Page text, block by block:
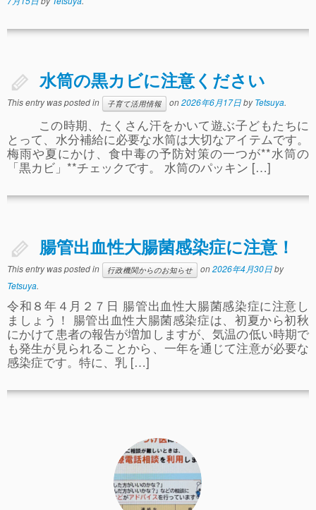
2歳児クラス(ももたろうクラブ)
募集概要(2歳児クラス)
保育料について
入会してから
ぴ～ち通信
求人情報（園見学/自主実習も対応）
水筒の黒カビに注意ください
This entry was posted in 子育て活用情報 on2026年6月17日byTetsuya.
この時期、たくさん汗をかいて遊ぶ子どもたちに
とって、水分補給に必要な水筒は大切なアイテムです。
梅雨や夏にかけ、食中毒の予防対策の一つが**水筒の
「黒カビ」**チェックです。 水筒のパッキン […]
腸管出血性大腸菌感染症に注意！
This entry was posted in 行政機関からのお知らせ on2026年4月30日by
Tetsuya.
令和８年４月２７日 腸管出血性大腸菌感染症に注意し
ましょう！ 腸管出血性大腸菌感染症は、初夏から初秋
にかけて患者の報告が増加しますが、気温の低い時期で
も発生が見られることから、一年を通じて注意が必要な
感染症です。特に、乳 […]